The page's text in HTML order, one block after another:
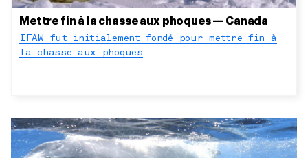
Mettre fin à la chasse aux phoques — Canada
IFAW fut initialement fondé pour mettre fin à
la chasse aux phoques